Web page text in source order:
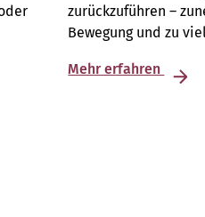
zurückzuführen –
Bewegung und zu
Mehr erfahren